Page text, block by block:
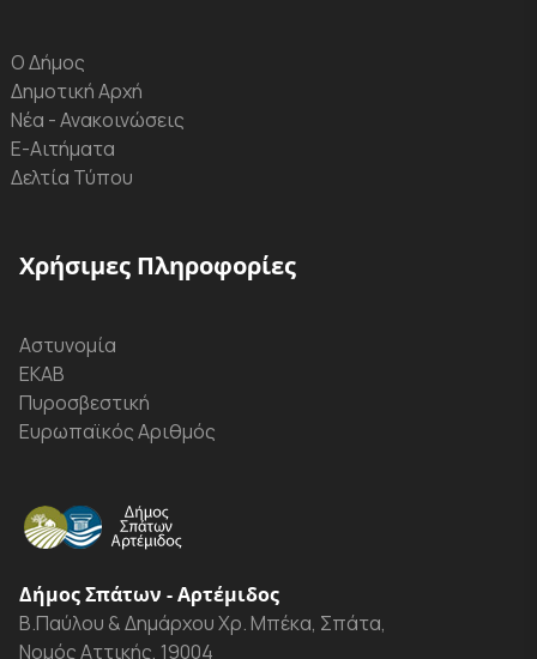
Ο Δήμος
Δημοτική Αρχή
Νέα - Ανακοινώσεις
Ε-Αιτήματα
Δελτία Τύπου
Χρήσιμες Πληροφορίες
Αστυνομία
ΕΚΑΒ
Πυροσβεστική
Ευρωπαϊκός Αριθμός
Δήμος Σπάτων - Αρτέμιδος
Β.Παύλου & Δημάρχου Χρ. Μπέκα, Σπάτα,
Νομός Αττικής, 19004